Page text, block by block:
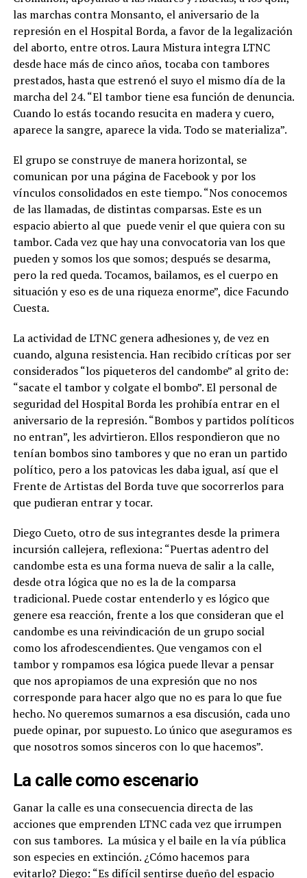
las marchas contra Monsanto, el aniversario de la
represión en el Hospital Borda, a favor de la legalización
del aborto, entre otros. Laura Mistura integra LTNC
desde hace más de cinco años, tocaba con tambores
prestados, hasta que estrenó el suyo el mismo día de la
marcha del 24. “El tambor tiene esa función de denuncia.
Cuando lo estás tocando resucita en madera y cuero,
aparece la sangre, aparece la vida. Todo se materializa”.
El grupo se construye de manera horizontal, se
comunican por una página de Facebook y por los
vínculos consolidados en este tiempo. “Nos conocemos
de las llamadas, de distintas comparsas. Este es un
espacio abierto al que puede venir el que quiera con su
tambor. Cada vez que hay una convocatoria van los que
pueden y somos los que somos; después se desarma,
pero la red queda. Tocamos, bailamos, es el cuerpo en
situación y eso es de una riqueza enorme”, dice Facundo
Cuesta.
La actividad de LTNC genera adhesiones y, de vez en
cuando, alguna resistencia. Han recibido críticas por ser
considerados “los piqueteros del candombe” al grito de:
“sacate el tambor y colgate el bombo”. El personal de
seguridad del Hospital Borda les prohibía entrar en el
aniversario de la represión. “Bombos y partidos políticos
no entran”, les advirtieron. Ellos respondieron que no
tenían bombos sino tambores y que no eran un partido
político, pero a los patovicas les daba igual, así que el
Frente de Artistas del Borda tuve que socorrerlos para
que pudieran entrar y tocar.
Diego Cueto, otro de sus integrantes desde la primera
incursión callejera, reflexiona: “Puertas adentro del
candombe esta es una forma nueva de salir a la calle,
desde otra lógica que no es la de la comparsa
tradicional. Puede costar entenderlo y es lógico que
genere esa reacción, frente a los que consideran que el
candombe es una reivindicación de un grupo social
como los afrodescendientes. Que vengamos con el
tambor y rompamos esa lógica puede llevar a pensar
que nos apropiamos de una expresión que no nos
corresponde para hacer algo que no es para lo que fue
hecho. No queremos sumarnos a esa discusión, cada uno
puede opinar, por supuesto. Lo único que aseguramos es
que nosotros somos sinceros con lo que hacemos”.
La calle como escenario
Ganar la calle es una consecuencia directa de las
acciones que emprenden LTNC cada vez que irrumpen
con sus tambores. La música y el baile en la vía pública
son especies en extinción. ¿Cómo hacemos para
evitarlo? Diego: “Es difícil sentirse dueño del espacio